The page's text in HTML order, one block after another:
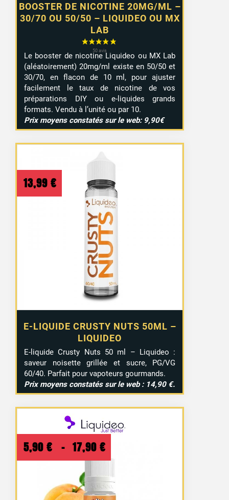
BOOSTER DE NICOTINE 20MG/ML –
30/70 OU 50/50 – LIQUIDEO OU MX
LAB
Le booster de nicotine Liquideo ou MX Lab
(aléatoirement) 20mg/ml existe en 50/50 et
30/70, en flacon de 10 ml, pour ajuster
facilement le taux de nicotine de vos
préparations DIY ou e-liquides grands
formats. Vendu à l’unité ou par 10.
Prix moyens constatés sur le web: 9,90€
E-LIQUIDE CRUSTY NUTS 50ML –
LIQUIDEO
13,99 €
E-liquide Crusty Nuts 50 ml – Liquideo :
saveur noisette grillée et sucre, PG/VG
60/40. Parfait pour vapoteurs gourmands.
Prix moyens constatés sur le web : 14,90 €.
5,90 € – 17,90 €
de
prix :